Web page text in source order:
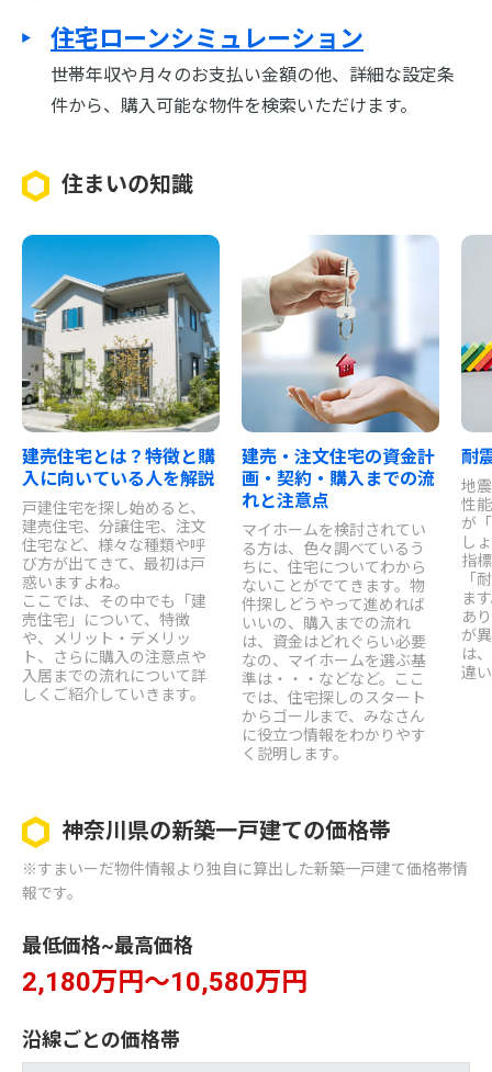
住宅ローンシミュレーション
世帯年収や月々のお支払い金額の他、詳細な設定条
件から、購入可能な物件を検索いただけます。
住まいの知識
建売住宅とは？特徴と購
入に向いている人を解説
戸建住宅を探し始めると、
建売住宅、分譲住宅、注文
住宅など、様々な種類や呼
び方が出てきて、最初は戸
惑いますよね。
ここでは、その中でも「建
売住宅」について、特徴
や、メリット・デメリッ
ト、さらに購入の注意点や
入居までの流れについて詳
しくご紹介していきます。
建売・注文住宅の資金計
画・契約・購入までの流
れと注意点
マイホームを検討されてい
る方は、色々調べているう
ちに、住宅についてわから
ないことがでてきます。物
件探しどうやって進めれば
いいの、購入までの流れ
は、資金はどれぐらい必要
なの、マイホームを選ぶ基
準は・・・などなど。ここ
では、住宅探しのスタート
からゴールまで、みなさん
に役立つ情報をわかりやす
く説明します。
耐
地
性
が
し
指
「
ま
あ
が
は
違
神奈川県の新築一戸建ての価格帯
※すまいーだ物件情報より独自に算出した新築一戸建て価格帯情
報です。
最低価格~最高価格
2,180万円～10,580万円
沿線ごとの価格帯